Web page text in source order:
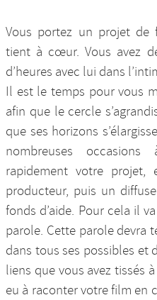
Vous portez un projet de
tient à cœur. Vous avez
d’heures avec lui dans
Il est le temps pour vous
afin que le cercle
que ses horizons
nombreuses
rapidement votre
producteur, puis un
fonds d’aide. Pour cela il
parole. Cette parole devra
dans tous ses possibles et
liens que vous avez tissés
eu à raconter votre film en